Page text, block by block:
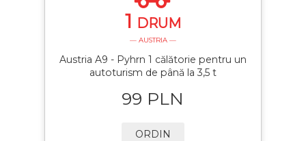
1 DRUM
— AUSTRIA —
Austria A9 - Pyhrn 1 călătorie pentru un
autoturism de până la 3,5 t
99 PLN
ORDIN